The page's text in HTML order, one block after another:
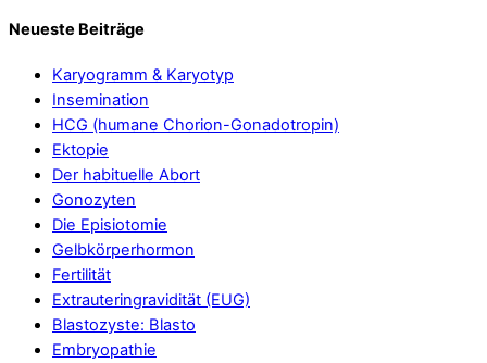
Neueste Beiträge
Karyogramm & Karyotyp
Insemination
HCG (humane Chorion-Gonadotropin)
Ektopie
Der habituelle Abort
Gonozyten
Die Episiotomie
Gelbkörperhormon
Fertilität
Extrauteringravidität (EUG)
Blastozyste: Blasto
Embryopathie